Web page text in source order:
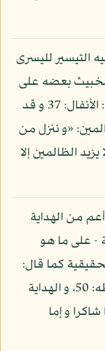
التيسير لليسرى
بعضه على
بعضه فيركمه جميعا فيجعله في جهنم»: الأنفال: 37 و قد
«و ننزل من
الظالمين إلا
من الهداية
- على ما هو
كما قال:
«الذي أعطى كل شيء خلقه ثم هدى»: طه: 50، و الهداية
شاكرا و إما